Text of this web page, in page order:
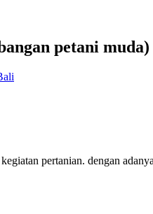
petani muda)
pertanian. dengan